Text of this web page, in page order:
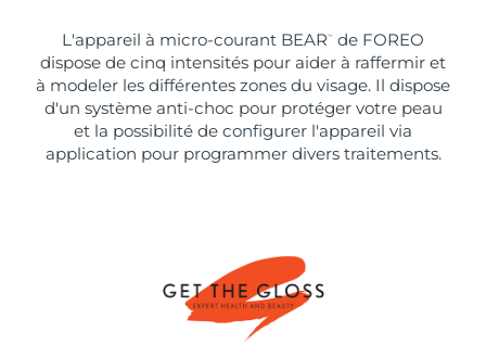
L'appareil à micro-courant BEAR ™
de FOREO
dispose de cinq intensités pour aider à raffermir et
à modeler les différentes zones du visage. Il dispose
d'un système anti-choc pour protéger votre peau
et la possibilité de configurer l'appareil via
application pour programmer divers traitements.